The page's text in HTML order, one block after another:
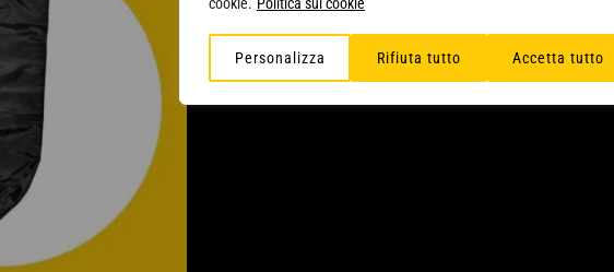
Personalizza Rifiuta tutto Accetta tutto